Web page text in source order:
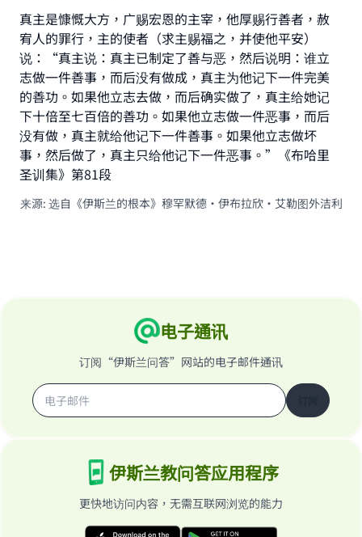
真主是慷慨大方，广赐宏恩的主宰，他厚赐行善者，赦
宥人的罪行，主的使者（求主赐福之，并使他平安）
说：“真主说：真主已制定了善与恶，然后说明：谁立
志做一件善事，而后没有做成，真主为他记下一件完美
的善功。如果他立志去做，而后确实做了，真主给她记
下十倍至七百倍的善功。如果他立志做一件恶事，而后
没有做，真主就给他记下一件善事。如果他立志做坏
事，然后做了，真主只给他记下一件恶事。”《布哈里
圣训集》第81段
来源: 选自《伊斯兰的根本》穆罕默德·伊布拉欣·艾勒图外洁利
电子通讯
订阅“伊斯兰问答”网站的电子邮件通讯
伊斯兰教问答应用程序
更快地访问内容，无需互联网浏览的能力